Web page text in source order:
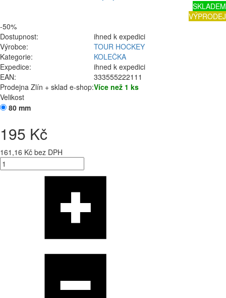
SKLADEM
VÝPRODEJ
-50%
Dostupnost:
ihned k expedici
Výrobce:
TOUR HOCKEY
Kategorie:
KOLEČKA
Expedice:
ihned k expedici
EAN:
333555222111
Prodejna Zlín + sklad e-shop:Více než 1 ks
Velikost
80 mm
195 Kč
161,16 Kč bez DPH